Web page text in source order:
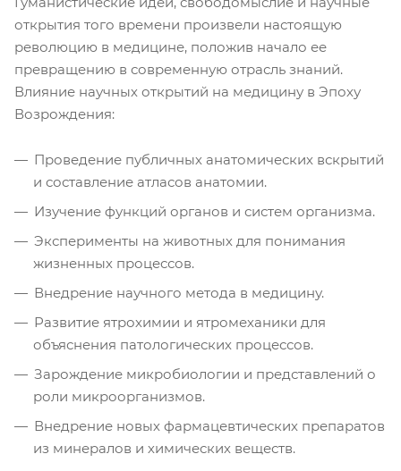
открытия того времени произвели настоящую
революцию в медицине, положив начало ее
превращению в современную отрасль знаний.
Влияние научных открытий на медицину в Эпоху
Возрождения:
Проведение публичных анатомических вскрытий
и составление атласов анатомии.
Изучение функций органов и систем организма.
Эксперименты на животных для понимания
жизненных процессов.
Внедрение научного метода в медицину.
Развитие ятрохимии и ятромеханики для
объяснения патологических процессов.
Зарождение микробиологии и представлений о
роли микроорганизмов.
Внедрение новых фармацевтических препаратов
из минералов и химических веществ.